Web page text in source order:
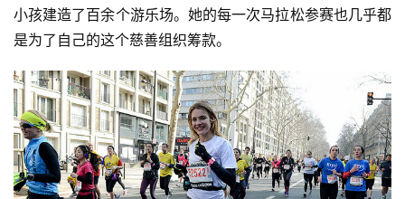
小孩建造了百余个游乐场。她的每一次马拉松参赛也几乎都
是为了自己的这个慈善组织筹款。